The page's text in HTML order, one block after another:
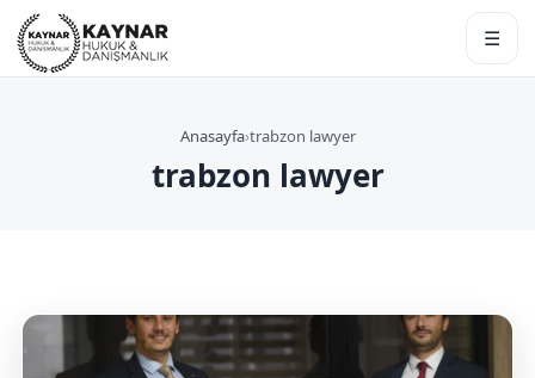
☰
Anasayfa›trabzon lawyer
trabzon lawyer